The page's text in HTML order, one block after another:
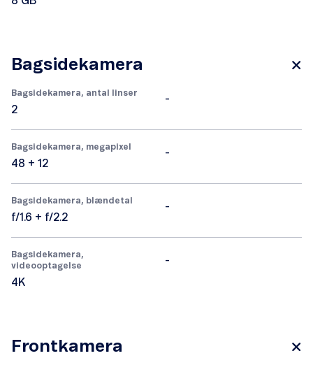
Bagsidekamera
Bagsidekamera, antal linser
2
-
Bagsidekamera, megapixel
48 + 12
-
Bagsidekamera, blændetal
f/1.6 + f/2.2
-
Bagsidekamera,
videooptagelse
4K
-
Frontkamera